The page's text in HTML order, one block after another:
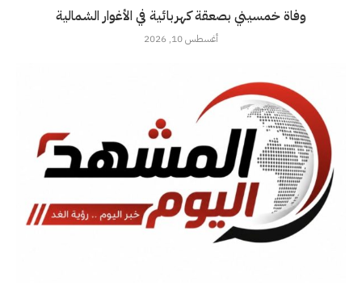
وفاة خمسيني بصعقة كهربائية في الأغوار الشمالية
أغسطس 10, 2026